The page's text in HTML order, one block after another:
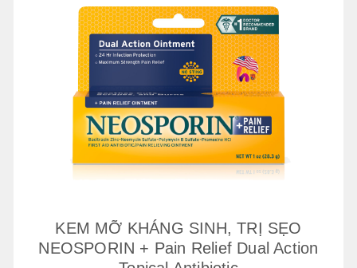
KEM MỠ KHÁNG SINH, TRỊ SẸO
NEOSPORIN + Pain Relief Dual Action